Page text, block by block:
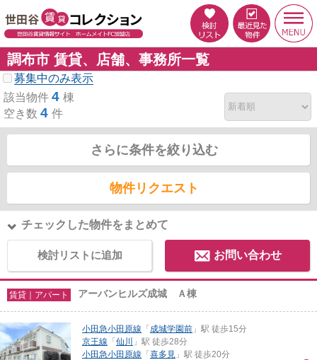
調布市 賃貸、店舗、事務所一覧
募集中のみ表示
該当物件 4 棟
空き数 4 件
さらに条件を絞り込む
物件リクエスト
チェックした物件をまとめて
検討リストに追加 お問い合わせ
賃貸｜アパート アーバンヒルズ成城 Ａ棟
小田急小田原線 「成城学園前 」駅 徒歩15分
京王線 「仙川
」駅 徒歩28分
小田急小田原線 「喜多見 」駅 徒歩20分